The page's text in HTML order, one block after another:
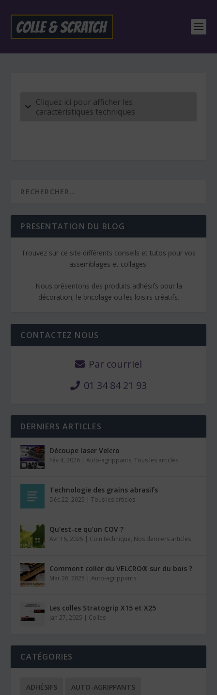
Cliquez ici pour afficher les
caractéristiques techniques
PRESENTATION DU BLOG
Trouvez sur ce site différents conseils et tutos pour vos
assemblages et collages.
Nous présentons des produits adhésifs pour la
décoration, le bricolage ou les loisirs créatifs.
CONTACTEZ NOUS
Par courriel
01 34 84 21 93
DERNIERS ARTICLES
Découpe laser Velcro
Fév 4, 2026 |Auto-agrippants,Tous les articles
Technologie des grains abrasifs
Déc 22, 2025 |Tous les articles
Qu’est-ce qu’un COV ?
Avr 16, 2025 | Coin technique, Nos derniers articles
Comment coller du VELCRO® sur du bois ?
Mar 26, 2025 |Auto-agrippants
Les colles Stratogrip X15 et X25
Jan 27, 2025 | Colles
CATÉGORIES
ADHÉSIFS AUTO-AGRIPPANTS